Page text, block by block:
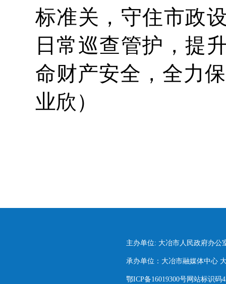
标准关，守住市政
日常巡查管护，提
命财产安全，全力
业欣）
主办单位: 大冶市人民政府办公
承办单位：大冶市融媒体中心
鄂ICP备16019300号网站标识码